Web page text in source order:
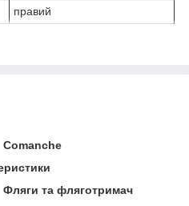
правий
Comanche
Фляги та фляготримач